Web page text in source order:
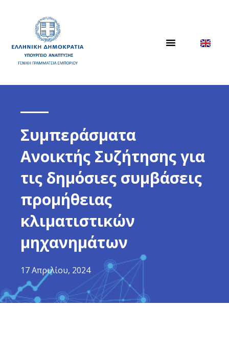
Συμπεράσματα
Ανοικτής Συζήτησης για
τις δημόσιες συμβάσεις
προμήθειας
κλιματιστικών
μηχανημάτων
17 Απριλίου, 2024